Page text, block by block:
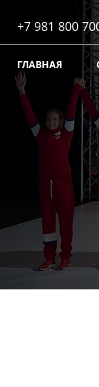
+7 981 800
ГЛАВНАЯ